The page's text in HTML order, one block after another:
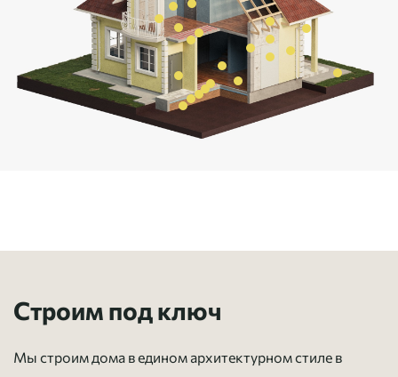
Строим под ключ
Мы строим дома в едином архитектурном стиле в